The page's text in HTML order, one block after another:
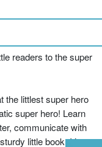
readers to the super
the littlest super hero
super hero! Learn
communicate with
little book. It’s